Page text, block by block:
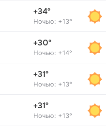
+34°
Ночью: +13°
+30°
Ночью: +14°
+31°
Ночью: +13°
+31°
Ночью: +13°